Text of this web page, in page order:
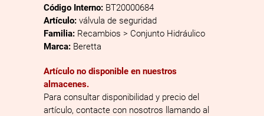
Código Interno: BT20000684
Artículo: válvula de seguridad
Familia: Recambios > Conjunto Hidráulico
Marca: Beretta
Artículo no disponible en nuestros
almacenes.
Para consultar disponibilidad y precio del
artículo, contacte con nosotros llamando al